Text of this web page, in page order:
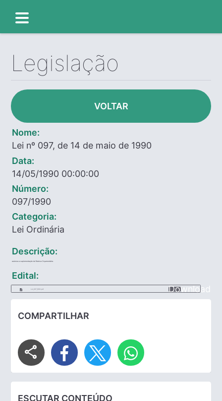
Legislação
VOLTAR
Nome:
Lei nº 097, de 14 de maio de 1990
Data:
14/05/1990 00:00:00
Número:
097/1990
Categoria:
Lei Ordinária
Descrição:
autoriza a suplementação de Rubrica Orçamentária.
Edital:
Lei_097_1990.pdf Download
COMPARTILHAR
share
ESCUTAR CONTEÚDO